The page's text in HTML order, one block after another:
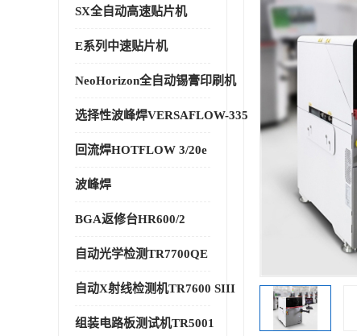
SX全自动高速贴片机
E系列中速贴片机
NeoHorizon全自动锡膏印刷机
选择性波峰焊VERSAFLOW-335
回流焊HOTFLOW 3/20e
波峰焊
BGA返修台HR600/2
自动光学检测TR7700QE
自动X射线检测机TR7600 SIII
组装电路板测试机TR5001